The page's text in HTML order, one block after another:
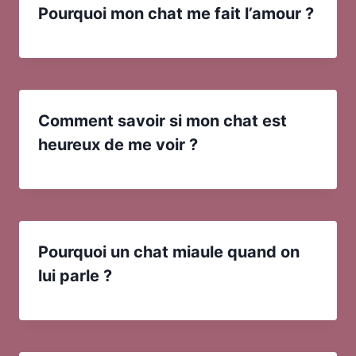
Pourquoi mon chat me fait l’amour ?
Comment savoir si mon chat est
heureux de me voir ?
Pourquoi un chat miaule quand on
lui parle ?